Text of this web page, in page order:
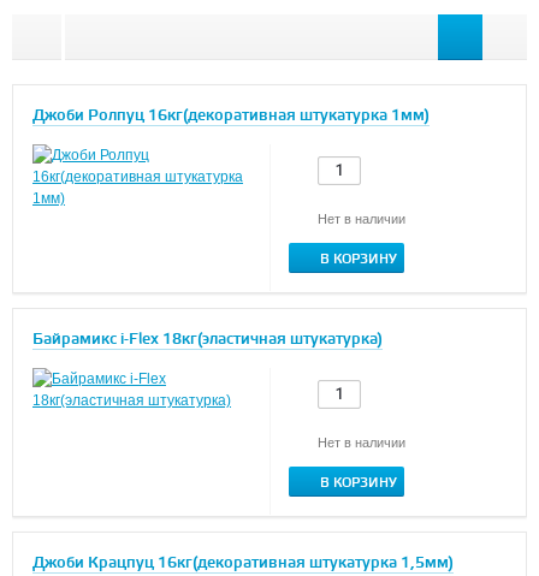
Джоби Ролпуц 16кг(декоративная штукатурка 1мм)
Нет в наличии
В КОРЗИНУ
Байрамикс i-Flex 18кг(эластичная штукатурка)
Нет в наличии
В КОРЗИНУ
Джоби Крацпуц 16кг(декоративная штукатурка 1,5мм)